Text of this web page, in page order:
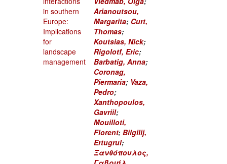
in southern
Europe:
Implications
for
landscape
management
Arianoutsou,
Margarita; Curt,
Thomas;
Koutsias, Nick;
Rigolotf, Eric;
Barbatig, Anna;
Coronag,
Piermaria; Vaza,
Pedro;
Xanthopoulos,
Gavriil;
Mouilloti,
Florent; Bilgilij,
Ertugrul;
Ξανθόπουλος,